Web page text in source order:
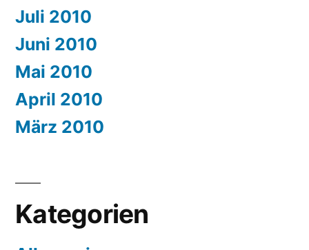
Juli 2010
Juni 2010
Mai 2010
April 2010
März 2010
Kategorien